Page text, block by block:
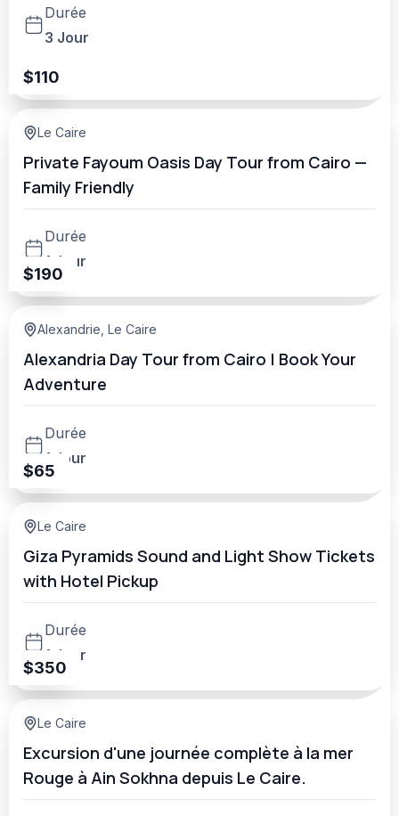
Durée
3 Jour
$110
Le Caire
Private Fayoum Oasis Day Tour from Cairo —
Family Friendly
Durée
1 Jour
$190
Alexandrie Le Caire
Alexandria Day Tour from Cairo | Book Your
Adventure
Durée
1 Jour
$65
Le Caire
Giza Pyramids Sound and Light Show Tickets
with Hotel Pickup
Durée
1 Jour
$350
Le Caire
Excursion d'une journée complète à la mer
Rouge à Ain Sokhna depuis Le Caire.